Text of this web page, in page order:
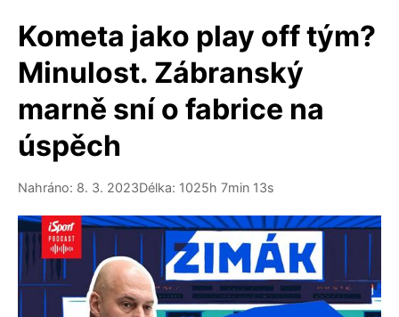
Kometa jako play off tým?
Minulost. Zábranský
marně sní o fabrice na
úspěch
Nahráno: 8. 3. 2023Délka: 1025h 7min 13s